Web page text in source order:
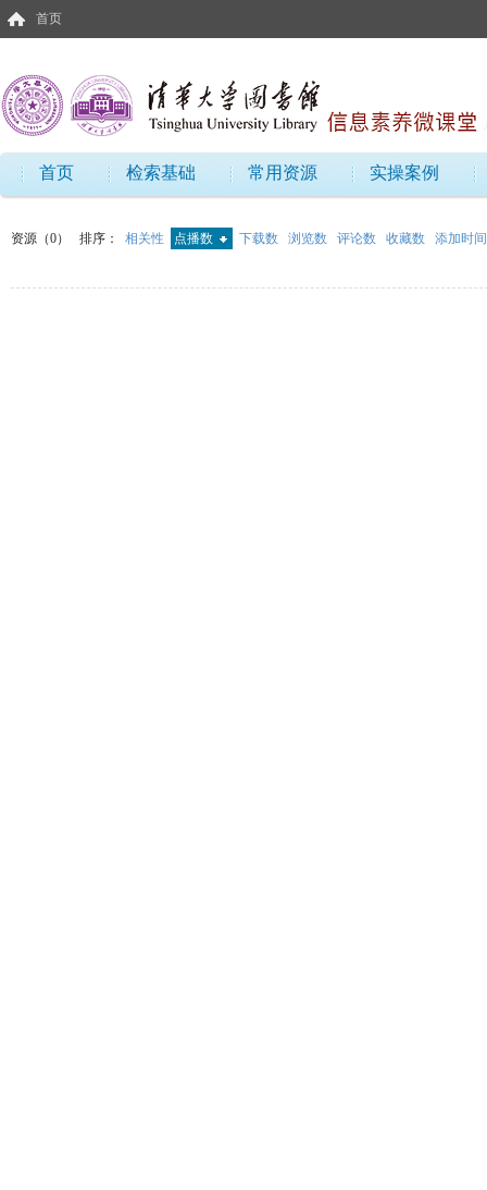
首页
首页 检索基础 常用资源 实操案例
资源（0） 排序： 相关性 点播数 下载数 浏览数 评论数 收藏数 添加时间